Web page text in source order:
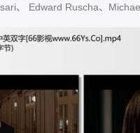
、 Edward Ruscha、